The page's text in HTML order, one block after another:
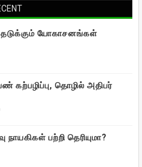
தடுக்கும் யோகாசனங்கள்
கற்பழிப்பு, தொழில் அதிபர்
பற்றி தெரியுமா?